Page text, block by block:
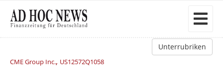
Unterrubriken
CME Group Inc., US12572Q1058